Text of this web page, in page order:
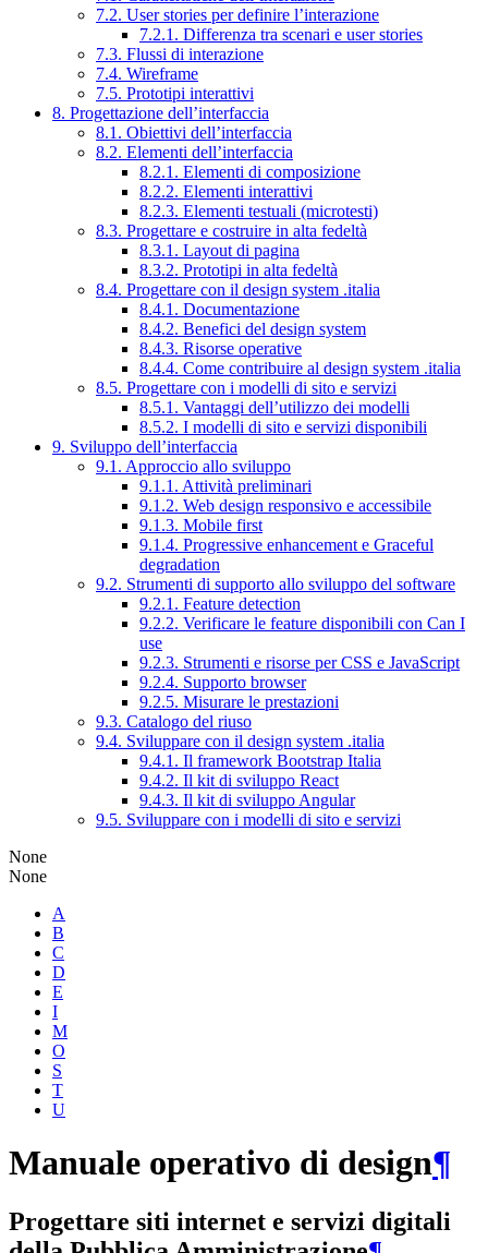
7.2. User stories per definire l’interazione
7.2.1. Differenza tra scenari e user stories
7.3. Flussi di interazione
7.4. Wireframe
7.5. Prototipi interattivi
8. Progettazione dell’interfaccia
8.1. Obiettivi dell’interfaccia
8.2. Elementi dell’interfaccia
8.2.1. Elementi di composizione
8.2.2. Elementi interattivi
8.2.3. Elementi testuali (microtesti)
8.3. Progettare e costruire in alta fedeltà
8.3.1. Layout di pagina
8.3.2. Prototipi in alta fedeltà
8.4. Progettare con il design system .italia
8.4.1. Documentazione
8.4.2. Benefici del design system
8.4.3. Risorse operative
8.4.4. Come contribuire al design system .italia
8.5. Progettare con i modelli di sito e servizi
8.5.1. Vantaggi dell’utilizzo dei modelli
8.5.2. I modelli di sito e servizi disponibili
9. Sviluppo dell’interfaccia
9.1. Approccio allo sviluppo
9.1.1. Attività preliminari
9.1.2. Web design responsivo e accessibile
9.1.3. Mobile first
9.1.4. Progressive enhancement e Graceful
degradation
9.2. Strumenti di supporto allo sviluppo del software
9.2.1. Feature detection
9.2.2. Verificare le feature disponibili con Can I
use
9.2.3. Strumenti e risorse per CSS e JavaScript
9.2.4. Supporto browser
9.2.5. Misurare le prestazioni
9.3. Catalogo del riuso
9.4. Sviluppare con il design system .italia
9.4.1. Il framework Bootstrap Italia
9.4.2. Il kit di sviluppo React
9.4.3. Il kit di sviluppo Angular
9.5. Sviluppare con i modelli di sito e servizi
None
None
A
B
C
D
E
I
M
O
S
T
U
Manuale operativo di design¶
Progettare siti internet e servizi digitali